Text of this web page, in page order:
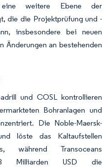
eine weitere Ebene der
die die Projektprüfung und -
insbesondere bei neuen
Änderungen an bestehenden
und COSL kontrollieren
Bohranlagen und
Die Noble-Maersk-
löste das Kaltaufstellen
während Transoceans
Milliarden USD die